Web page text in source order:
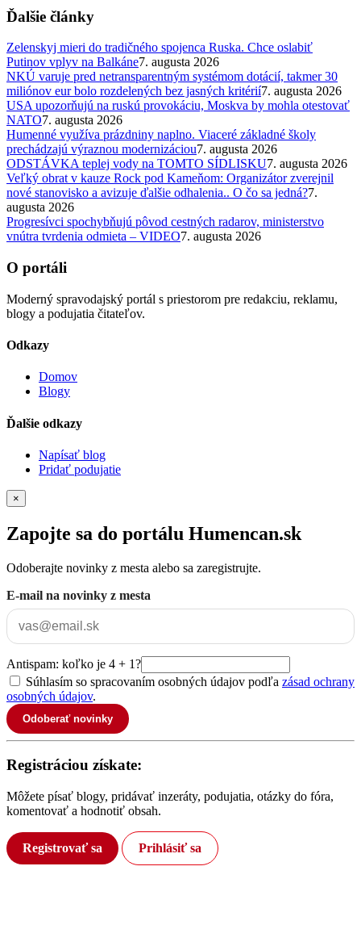
Ďalšie články
Zelenskyj mieri do tradičného spojenca Ruska. Chce oslabiť
Putinov vplyv na Balkáne7. augusta 2026
NKÚ varuje pred netransparentným systémom dotácií, takmer 30
miliónov eur bolo rozdelených bez jasných kritérií7. augusta 2026
USA upozorňujú na ruskú provokáciu, Moskva by mohla otestovať
NATO7. augusta 2026
Humenné využíva prázdniny naplno. Viaceré základné školy
prechádzajú výraznou modernizáciou7. augusta 2026
ODSTÁVKA teplej vody na TOMTO SÍDLISKU7. augusta 2026
Veľký obrat v kauze Rock pod Kameňom: Organizátor zverejnil
nové stanovisko a avizuje ďalšie odhalenia.. O čo sa jedná?7.
augusta 2026
Progresívci spochybňujú pôvod cestných radarov, ministerstvo
vnútra tvrdenia odmieta – VIDEO7. augusta 2026
O portáli
Moderný spravodajský portál s priestorom pre redakciu, reklamu,
blogy a podujatia čitateľov.
Odkazy
Domov
Blogy
Ďalšie odkazy
Napísať blog
Pridať podujatie
×
Zapojte sa do portálu Humencan.sk
Odoberajte novinky z mesta alebo sa zaregistrujte.
E-mail na novinky z mesta
Antispam: koľko je 4 + 1?
Súhlasím so spracovaním osobných údajov podľa zásad ochrany
osobných údajov.
Odoberať novinky
Registráciou získate:
Môžete písať blogy, pridávať inzeráty, podujatia, otázky do fóra,
komentovať a hodnotiť obsah.
Registrovať sa Prihlásiť sa